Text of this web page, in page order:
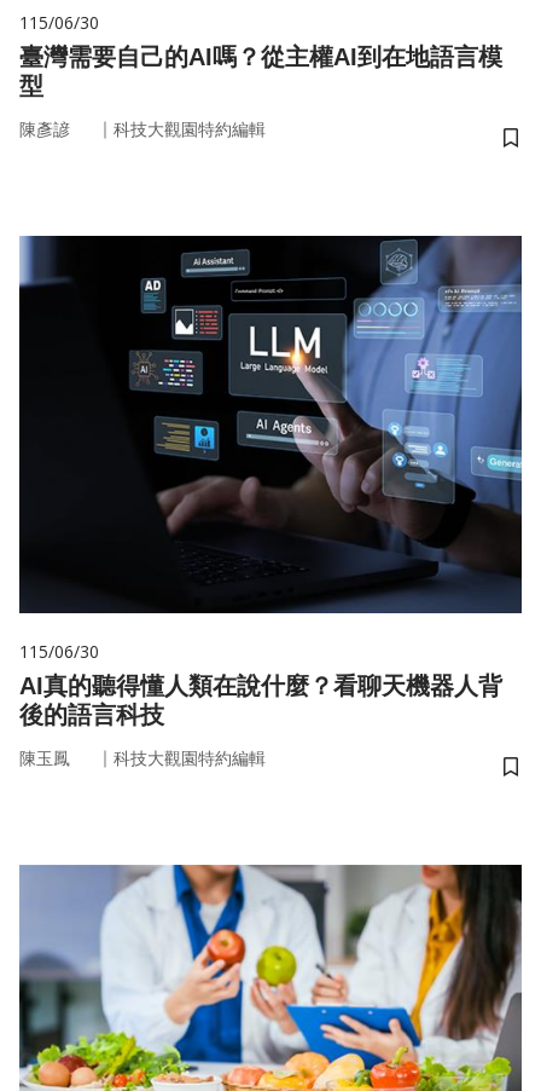
115/06/30
臺灣需要自己的AI嗎？從主權AI到在地語言模
型
陳彥諺 ｜ 科技大觀園特約編輯
儲
115/06/30
AI真的聽得懂人類在說什麼？看聊天機器人背
後的語言科技
陳玉鳳 ｜ 科技大觀園特約編輯
儲